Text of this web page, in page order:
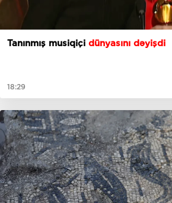
Tanınmış musiqiçi dünyasını dəyişdi
18:29